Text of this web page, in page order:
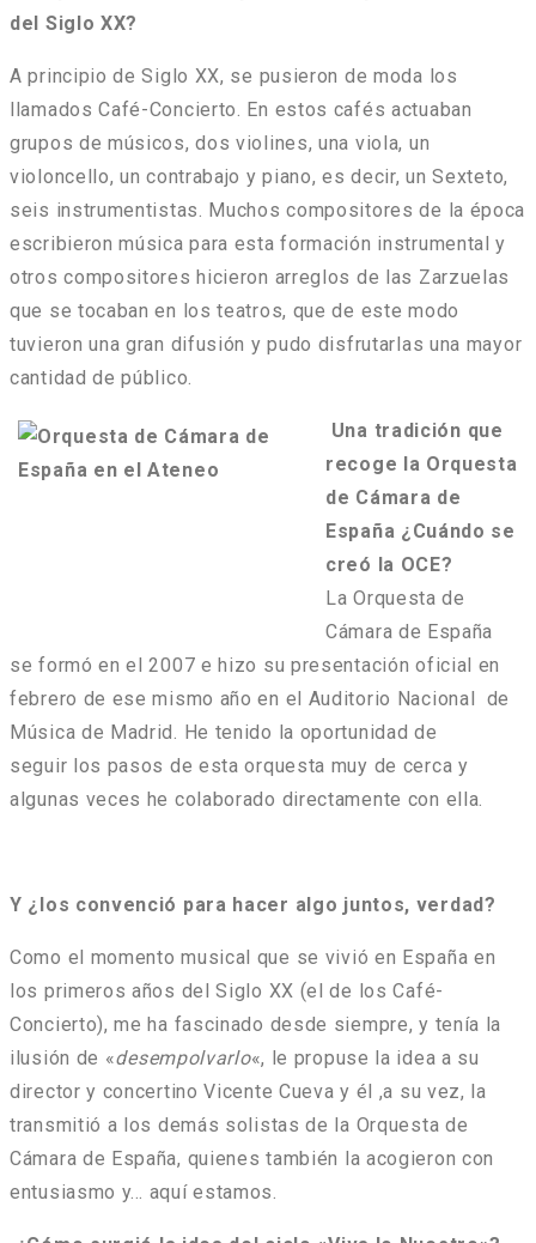
del Siglo XX?
A principio de Siglo XX, se pusieron de moda los
llamados Café-Concierto. En estos cafés actuaban
grupos de músicos, dos violines, una viola, un
violoncello, un contrabajo y piano, es decir, un Sexteto,
seis instrumentistas. Muchos compositores de la época
escribieron música para esta formación instrumental y
otros compositores hicieron arreglos de las Zarzuelas
que se tocaban en los teatros, que de este modo
tuvieron una gran difusión y pudo disfrutarlas una mayor
cantidad de público.
Una tradición que
recoge la Orquesta
de Cámara de
España ¿Cuándo se
creó la OCE?
La Orquesta de
Cámara de España
se formó en el 2007 e hizo su presentación oficial en
febrero de ese mismo año en el Auditorio Nacional de
Música de Madrid. He tenido la oportunidad de
seguir los pasos de esta orquesta muy de cerca y
algunas veces he colaborado directamente con ella.
Y ¿los convenció para hacer algo juntos, verdad?
Como el momento musical que se vivió en España en
los primeros años del Siglo XX (el de los Café-
Concierto), me ha fascinado desde siempre, y tenía la
ilusión de «desempolvarlo«, le propuse la idea a su
director y concertino Vicente Cueva y él ,a su vez, la
transmitió a los demás solistas de la Orquesta de
Cámara de España, quienes también la acogieron con
entusiasmo y… aquí estamos.